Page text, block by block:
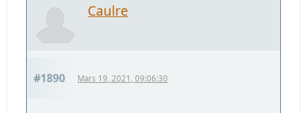
Caulre
#1890 Mars 19, 2021, 09:06:30